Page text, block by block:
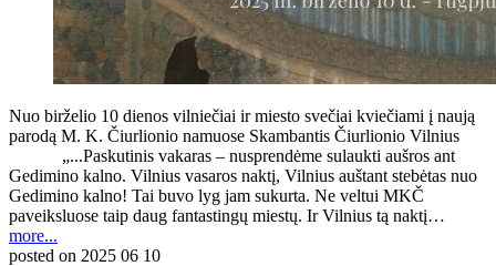
Nuo birželio 10 dienos vilniečiai ir miesto svečiai kviečiami į naują
parodą M. K. Čiurlionio namuose Skambantis Čiurlionio Vilnius
„...Paskutinis vakaras – nusprendėme sulaukti aušros ant
Gedimino kalno. Vilnius vasaros naktį, Vilnius auštant stebėtas nuo
Gedimino kalno! Tai buvo lyg jam sukurta. Ne veltui MKČ
paveiksluose taip daug fantastingų miestų. Ir Vilnius tą naktį…
more...
posted on 2025 06 10